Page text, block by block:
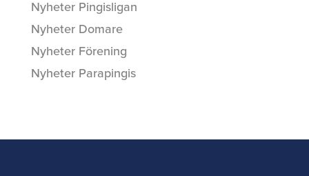
Nyheter Pingisligan
Nyheter Domare
Nyheter Förening
Nyheter Parapingis